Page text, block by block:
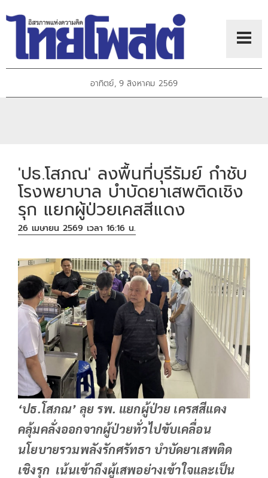
อาทิตย์, 9 สิงหาคม 2569
'ปธ.โสภณ' ลงพื้นที่บุรีรัมย์ กำชับ
โรงพยาบาล บำบัดยาเสพติดเชิง
รุก แยกผู้ป่วยเคสสีแดง
26 เมษายน 2569 เวลา 16:16 น.
‘ปธ.โสภณ’ ลุย รพ. แยกผู้ป่วย เครสสีแดง
คลุ้มคลั่งออกจากผู้ป่วยทั่วไปขับเคลื่อน
นโยบายรวมพลังรักศรัทธา บำบัดยาเสพติด
เชิงรุก เน้นเข้าถึงผู้เสพอย่างเข้าใจและเป็น